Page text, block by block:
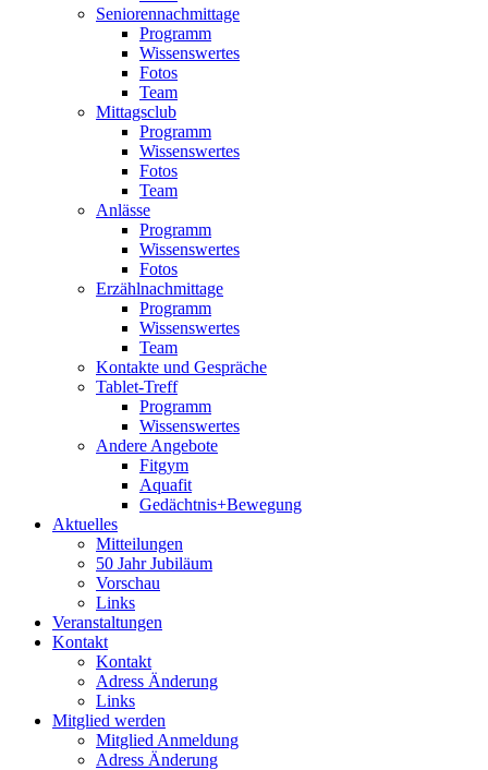
Seniorennachmittage
Programm
Wissenswertes
Fotos
Team
Mittagsclub
Programm
Wissenswertes
Fotos
Team
Anlässe
Programm
Wissenswertes
Fotos
Erzählnachmittage
Programm
Wissenswertes
Team
Kontakte und Gespräche
Tablet-Treff
Programm
Wissenswertes
Andere Angebote
Fitgym
Aquafit
Gedächtnis+Bewegung
Aktuelles
Mitteilungen
50 Jahr Jubiläum
Vorschau
Links
Veranstaltungen
Kontakt
Kontakt
Adress Änderung
Links
Mitglied werden
Mitglied Anmeldung
Adress Änderung